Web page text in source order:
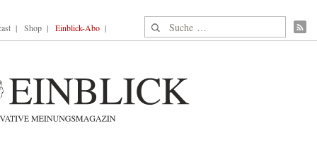
Shop Einblick-Abo Suche nach: